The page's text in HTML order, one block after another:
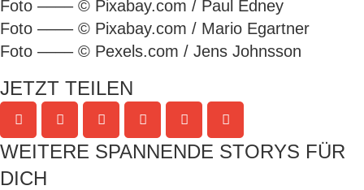
Foto –––– © Pixabay.com / Paul Edney
Foto –––– © Pixabay.com / Mario Egartner
Foto –––– © Pexels.com / Jens Johnsson
JETZT TEILEN
WEITERE SPANNENDE STORYS FÜR
DICH